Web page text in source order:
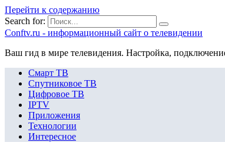
Перейти к содержанию
Search for:
Сonftv.ru - информационный сайт о телевидении
Ваш гид в мире телевидения. Настройка,
Смарт ТВ
Спутниковое ТВ
Цифровое ТВ
IPTV
Приложения
Технологии
Интересное